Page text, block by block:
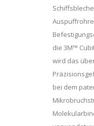
die 3M™
wird das
bei dem